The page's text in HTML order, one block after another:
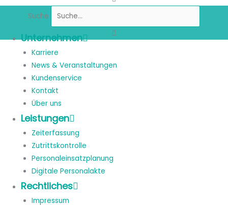
Suche
Unternehmen
Karriere
News & Veranstaltungen
Kundenservice
Kontakt
Über uns
Leistungen
Zeiterfassung
Zutrittskontrolle
Personaleinsatzplanung
Digitale Personalakte
Rechtliches
Impressum